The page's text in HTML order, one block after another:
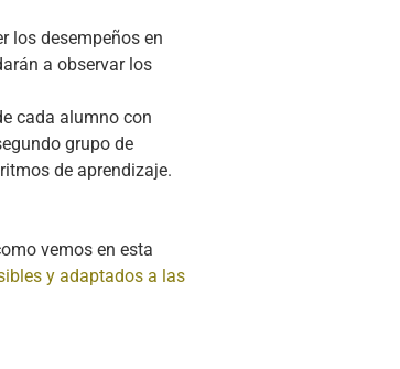
los desempeños en
a observar los
cada alumno con
grupo de
de aprendizaje.
vemos en esta
y adaptados a las